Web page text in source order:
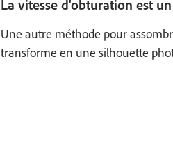
La vitesse d'obturation est
Une autre méthode pour
transforme en une silhouette